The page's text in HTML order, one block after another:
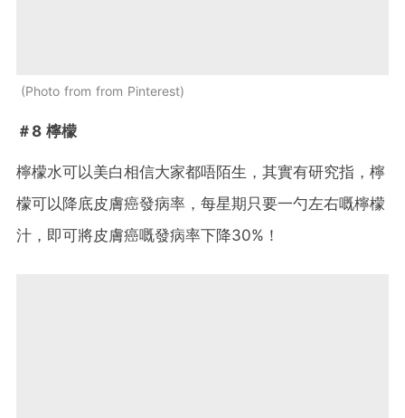
Photo from from Pinterest
＃8 檸檬
檸檬水可以美白相信大家都唔陌生，其實有研究指，檸
檬可以降底皮膚癌發病率，每星期只要一勺左右嘅檸檬
汁，即可將皮膚癌嘅發病率下降30%！